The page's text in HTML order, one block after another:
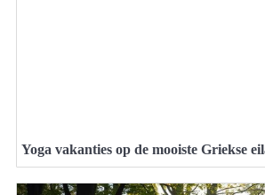
Yoga vakanties op de mooiste Griekse